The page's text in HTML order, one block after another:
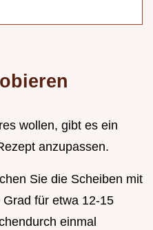
wollen, gibt es ein
anzupassen.
Sie die Scheiben mit
für etwa 12-15
einmal